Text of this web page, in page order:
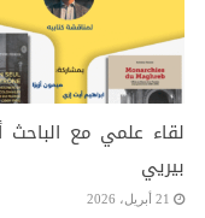
لقاء علمي مع الباحث
بيريي
21 أبريل، 2026